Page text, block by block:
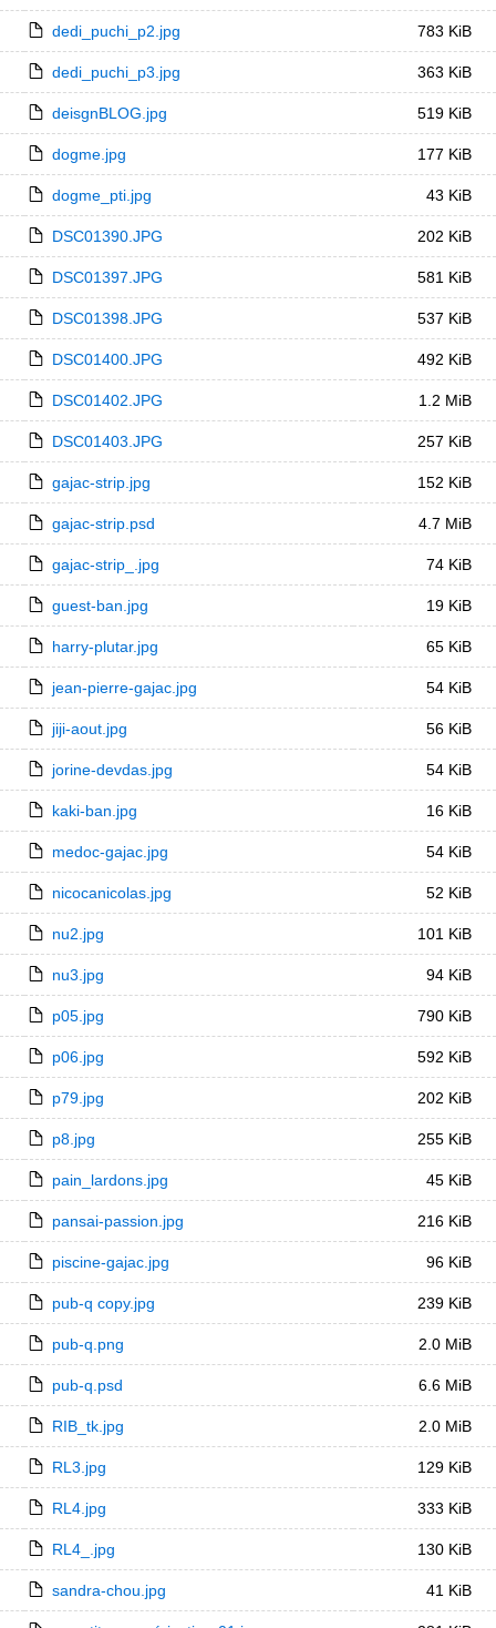
dedi_puchi_p2.jpg 783 KiB
dedi_puchi_p3.jpg 363 KiB
deisgnBLOG.jpg 519 KiB
dogme.jpg 177 KiB
dogme_pti.jpg 43 KiB
DSC01390.JPG 202 KiB
DSC01397.JPG 581 KiB
DSC01398.JPG 537 KiB
DSC01400.JPG 492 KiB
DSC01402.JPG 1.2 MiB
DSC01403.JPG 257 KiB
gajac-strip.jpg 152 KiB
gajac-strip.psd 4.7 MiB
gajac-strip_.jpg 74 KiB
guest-ban.jpg 19 KiB
harry-plutar.jpg 65 KiB
jean-pierre-gajac.jpg 54 KiB
jiji-aout.jpg 56 KiB
jorine-devdas.jpg 54 KiB
kaki-ban.jpg 16 KiB
medoc-gajac.jpg 54 KiB
nicocanicolas.jpg 52 KiB
nu2.jpg 101 KiB
nu3.jpg 94 KiB
p05.jpg 790 KiB
p06.jpg 592 KiB
p79.jpg 202 KiB
p8.jpg 255 KiB
pain_lardons.jpg 45 KiB
pansai-passion.jpg 216 KiB
piscine-gajac.jpg 96 KiB
pub-q copy.jpg 239 KiB
pub-q.png 2.0 MiB
pub-q.psd 6.6 MiB
RIB_tk.jpg 2.0 MiB
RL3.jpg 129 KiB
RL4.jpg 333 KiB
RL4_.jpg 130 KiB
sandra-chou.jpg 41 KiB